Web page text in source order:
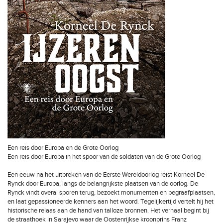
Een reis door Europa en de Grote Oorlog
Een reis door Europa in het spoor van de soldaten van de Grote Oorlog
Een eeuw na het uitbreken van de Eerste Wereldoorlog reist Korneel De
Rynck door Europa, langs de belangrijkste plaatsen van de oorlog. De
Rynck vindt overal sporen terug, bezoekt monumenten en begraafplaatsen,
en laat gepassioneerde kenners aan het woord. Tegelijkertijd vertelt hij het
historische relaas aan de hand van talloze bronnen. Het verhaal begint bij
de straathoek in Sarajevo waar de Oostenrijkse kroonprins Franz